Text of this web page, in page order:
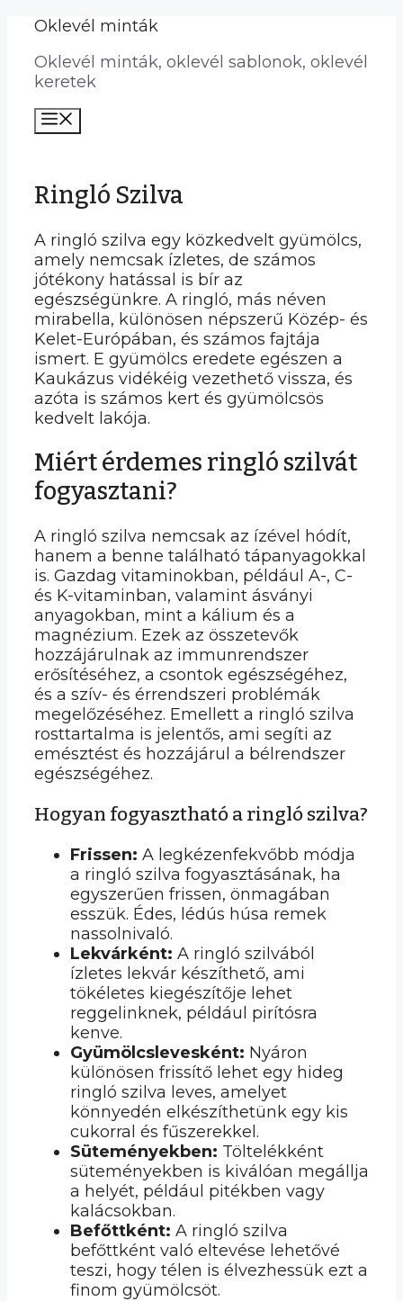
Kilépés
tartalomba
Oklevél minták
Oklevél minták, oklevél sablonok, oklevél
keretek
Ringló Szilva
A ringló szilva egy közkedvelt gyümölcs,
amely nemcsak ízletes, de számos
jótékony hatással is bír az
egészségünkre. A ringló, más néven
mirabella, különösen népszerű Közép- és
Kelet-Európában, és számos fajtája
ismert. E gyümölcs eredete egészen a
Kaukázus vidékéig vezethető vissza, és
azóta is számos kert és gyümölcsös
kedvelt lakója.
Miért érdemes ringló szilvát
fogyasztani?
A ringló szilva nemcsak az ízével hódít,
hanem a benne található tápanyagokkal
is. Gazdag vitaminokban, például A-, C-
és K-vitaminban, valamint ásványi
anyagokban, mint a kálium és a
magnézium. Ezek az összetevők
hozzájárulnak az immunrendszer
erősítéséhez, a csontok egészségéhez,
és a szív- és érrendszeri problémák
megelőzéséhez. Emellett a ringló szilva
rosttartalma is jelentős, ami segíti az
emésztést és hozzájárul a bélrendszer
egészségéhez.
Hogyan fogyasztható a ringló szilva?
Frissen: A legkézenfekvőbb módja
a ringló szilva fogyasztásának, ha
egyszerűen frissen, önmagában
esszük. Édes, lédús húsa remek
nassolnivaló.
Lekvárként: A ringló szilvából
ízletes lekvár készíthető, ami
tökéletes kiegészítője lehet
reggelinknek, például pirítósra
kenve.
Gyümölcslevesként: Nyáron
különösen frissítő lehet egy hideg
ringló szilva leves, amelyet
könnyedén elkészíthetünk egy kis
cukorral és fűszerekkel.
Süteményekben: Töltelékként
süteményekben is kiválóan megállja
a helyét, például pitékben vagy
kalácsokban.
Befőttként: A ringló szilva
befőttként való eltevése lehetővé
teszi, hogy télen is élvezhessük ezt a
finom gyümölcsöt.